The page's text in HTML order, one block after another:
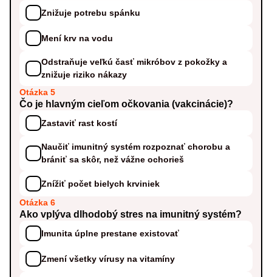
Znižuje potrebu spánku
Mení krv na vodu
Odstraňuje veľkú časť mikróbov z pokožky a
znižuje riziko nákazy
Otázka 5
Čo je hlavným cieľom očkovania (vakcinácie)?
Zastaviť rast kostí
Naučiť imunitný systém rozpoznať chorobu a
brániť sa skôr, než vážne ochorieš
Znížiť počet bielych krviniek
Otázka 6
Ako vplýva dlhodobý stres na imunitný systém?
Imunita úplne prestane existovať
Zmení všetky vírusy na vitamíny